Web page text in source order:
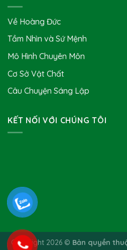
Về Hoàng Đức
Tầm Nhìn và Sứ Mệnh
Mô Hình Chuyên Môn
Cơ Sở Vật Chất
Câu Chuyện Sáng Lập
KẾT NỐI VỚI CHÚNG TÔI
Copyright 2026 © Bản quyền